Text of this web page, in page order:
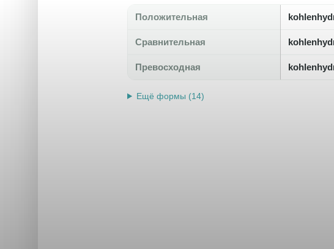
Положительная
Сравнительная
Превосходная
Ещё формы (14)